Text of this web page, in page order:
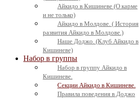
Айкидо в Кишиневе (О карме
и не только)
Айкидо в Молдове. ( История
развития Айкидо в Молдове.)
Наше Доджо. (Клуб Айкидо в
Кишиневе)
Набор в группы
Набор в группу Айкидо в
Кишиневе.
Секции Айкидо в Кишиневе.
Правила поведения в Доджо